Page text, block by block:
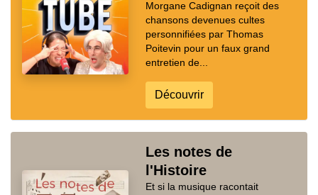
Morgane Cadignan reçoit des
chansons devenues cultes
personnifiées par Thomas
Poitevin pour un faux grand
entretien de...
Découvrir
Les notes de
l'Histoire
Et si la musique racontait